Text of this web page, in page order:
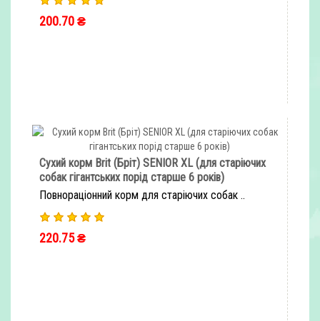
200.70 ₴
Сухий корм Brit (Бріт) SENIOR XL (для старіючих
собак гігантських порід старше 6 років)
Повнораціонний корм для старіючих собак ..
220.75 ₴